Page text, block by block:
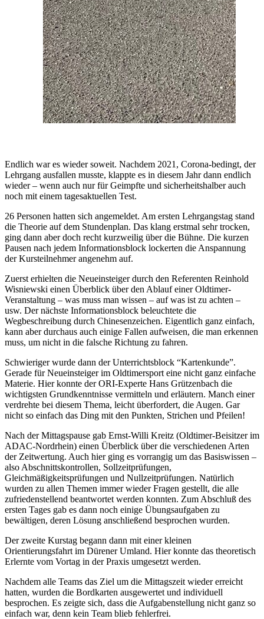
Endlich war es wieder soweit. Nachdem 2021, Corona-bedingt, der
Lehrgang ausfallen musste, klappte es in diesem Jahr dann endlich
wieder – wenn auch nur für Geimpfte und sicherheitshalber auch
noch mit einem tagesaktuellen Test.
26 Personen hatten sich angemeldet. Am ersten Lehrgangstag stand
die Theorie auf dem Stundenplan. Das klang erstmal sehr trocken,
ging dann aber doch recht kurzweilig über die Bühne. Die kurzen
Pausen nach jedem Informationsblock lockerten die Anspannung
der Kursteilnehmer angenehm auf.
Zuerst erhielten die Neueinsteiger durch den Referenten Reinhold
Wisniewski einen Überblick über den Ablauf einer Oldtimer-
Veranstaltung – was muss man wissen – auf was ist zu achten –
usw. Der nächste Informationsblock beleuchtete die
Wegbeschreibung durch Chinesenzeichen. Eigentlich ganz einfach,
kann aber durchaus auch einige Fallen aufweisen, die man erkennen
muss, um nicht in die falsche Richtung zu fahren.
Schwieriger wurde dann der Unterrichtsblock “Kartenkunde”.
Gerade für Neueinsteiger im Oldtimersport eine nicht ganz einfache
Materie. Hier konnte der ORI-Experte Hans Grützenbach die
wichtigsten Grundkenntnisse vermitteln und erläutern. Manch einer
verdrehte bei diesem Thema, leicht überfordert, die Augen. Gar
nicht so einfach das Ding mit den Punkten, Strichen und Pfeilen!
Nach der Mittagspause gab Ernst-Willi Kreitz (Oldtimer-Beisitzer im
ADAC-Nordrhein) einen Überblick über die verschiedenen Arten
der Zeitwertung. Auch hier ging es vorrangig um das Basiswissen –
also Abschnittskontrollen, Sollzeitprüfungen,
Gleichmäßigkeitsprüfungen und Nullzeitprüfungen. Natürlich
wurden zu allen Themen immer wieder Fragen gestellt, die alle
zufriedenstellend beantwortet werden konnten. Zum Abschluß des
ersten Tages gab es dann noch einige Übungsaufgaben zu
bewältigen, deren Lösung anschließend besprochen wurden.
Der zweite Kurstag begann dann mit einer kleinen
Orientierungsfahrt im Dürener Umland. Hier konnte das theoretisch
Erlernte vom Vortag in der Praxis umgesetzt werden.
Nachdem alle Teams das Ziel um die Mittagszeit wieder erreicht
hatten, wurden die Bordkarten ausgewertet und individuell
besprochen. Es zeigte sich, dass die Aufgabenstellung nicht ganz so
einfach war, denn kein Team blieb fehlerfrei.